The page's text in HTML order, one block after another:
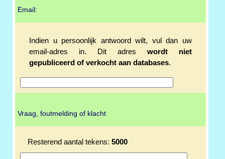
Email:
Indien u persoonlijk antwoord wilt, vul dan uw
email-adres in. Dit adres wordt niet
gepubliceerd of verkocht aan databases.
Vraag, foutmelding of klacht
Resterend aantal tekens: 5000